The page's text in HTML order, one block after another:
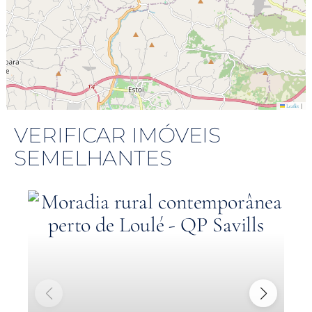
Leaflet |
VERIFICAR IMÓVEIS
SEMELHANTES